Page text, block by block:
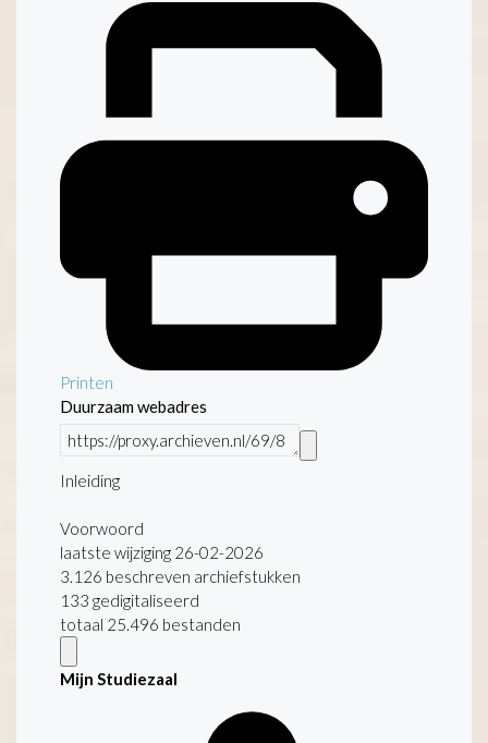
Printen
Duurzaam webadres
Inleiding
Voorwoord
laatste wijziging 26-02-2026
3.126 beschreven archiefstukken
133 gedigitaliseerd
totaal 25.496 bestanden
Mijn Studiezaal